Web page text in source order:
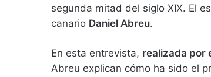
segunda mitad del siglo XIX. El
canario Daniel Abreu.
En esta entrevista, realizada por
Abreu explican cómo ha sido el